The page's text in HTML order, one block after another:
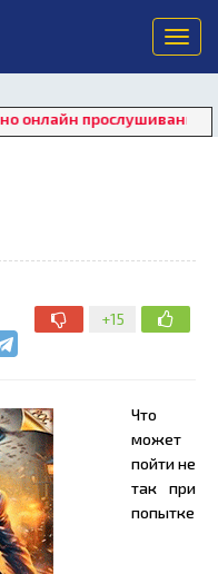
Для
+15
Что
может
пойти не
так при
попытке